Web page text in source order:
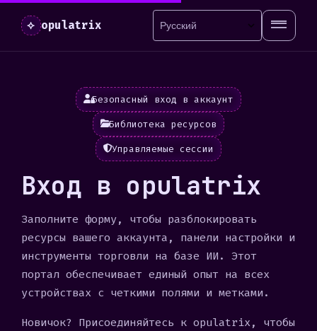
⟡ opulatrix
Безопасный вход в аккаунт
Библиотека ресурсов
Управляемые сессии
Вход в opulatrix
Заполните форму, чтобы разблокировать
ресурсы вашего аккаунта, панели настройки и
инструменты торговли на базе ИИ. Этот
портал обеспечивает единый опыт на всех
устройствах с четкими полями и метками.
Новичок? Присоединяйтесь к opulatrix, чтобы